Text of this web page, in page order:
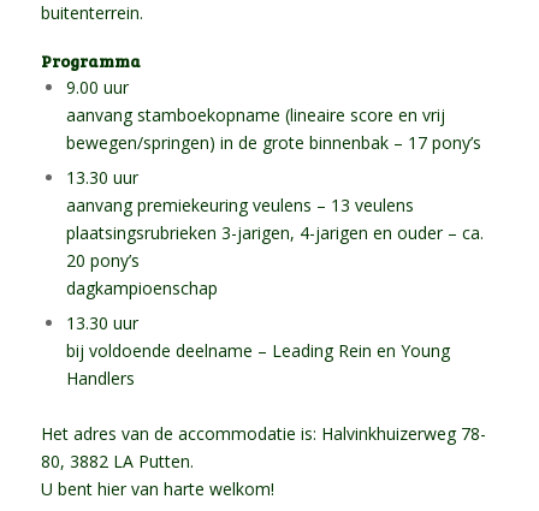
buitenterrein.
Programma
9.00 uur
aanvang stamboekopname (lineaire score en vrij
bewegen/springen) in de grote binnenbak – 17 pony’s
13.30 uur
aanvang premiekeuring veulens – 13 veulens
plaatsingsrubrieken 3-jarigen, 4-jarigen en ouder – ca.
20 pony’s
dagkampioenschap
13.30 uur
bij voldoende deelname – Leading Rein en Young
Handlers
Het adres van de accommodatie is: Halvinkhuizerweg 78-
80, 3882 LA Putten.
U bent hier van harte welkom!